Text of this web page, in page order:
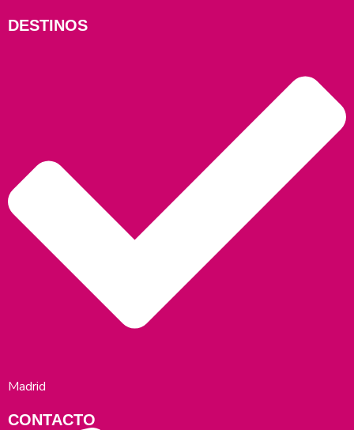
DESTINOS
Madrid
CONTACTO